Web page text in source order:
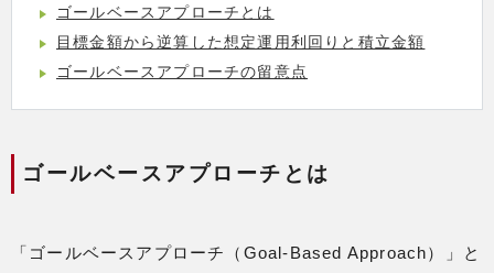
ゴールベースアプローチとは
目標金額から逆算した想定運用利回りと積立金額
ゴールベースアプローチの留意点
ゴールベースアプローチとは
「ゴールベースアプローチ（Goal-Based Approach）」と